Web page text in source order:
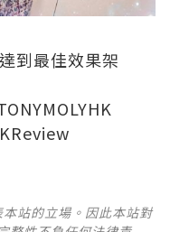
到最佳效果架
站的立場。因此本站對